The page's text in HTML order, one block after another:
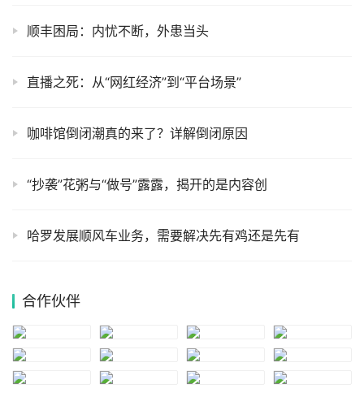
顺丰困局：内忧不断，外患当头
直播之死：从“网红经济”到“平台场景”
咖啡馆倒闭潮真的来了？详解倒闭原因
“抄袭”花粥与“做号”露露，揭开的是内容创
哈罗发展顺风车业务，需要解决先有鸡还是先有
合作伙伴